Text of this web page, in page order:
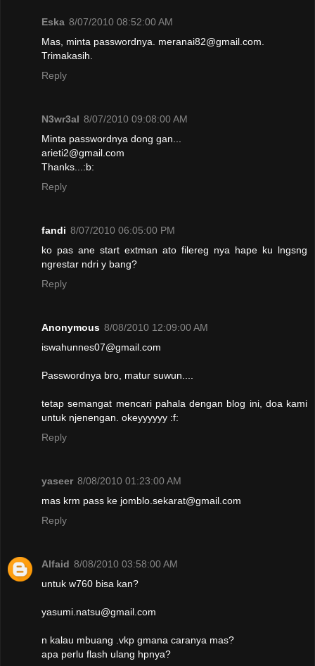
Eska 8/07/2010 08:52:00 AM
Mas, minta passwordnya. meranai82@gmail.com.
Trimakasih.
Reply
N3wr3al 8/07/2010 09:08:00 AM
Minta passwordnya dong gan...
arieti2@gmail.com
Thanks...:b:
Reply
fandi 8/07/2010 06:05:00 PM
ko pas ane start extman ato filereg nya hape ku lngsng
ngrestar ndri y bang?
Reply
Anonymous 8/08/2010 12:09:00 AM
iswahunnes07@gmail.com
Passwordnya bro, matur suwun....
tetap semangat mencari pahala dengan blog ini, doa kami
untuk njenengan. okeyyyyyy :f:
Reply
yaseer 8/08/2010 01:23:00 AM
mas krm pass ke jomblo.sekarat@gmail.com
Reply
Alfaid 8/08/2010 03:58:00 AM
untuk w760 bisa kan?
yasumi.natsu@gmail.com
n kalau mbuang .vkp gmana caranya mas?
apa perlu flash ulang hpnya?